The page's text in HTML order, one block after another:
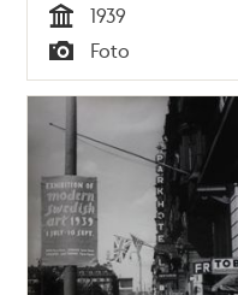
Tid
1939
Typ
Foto